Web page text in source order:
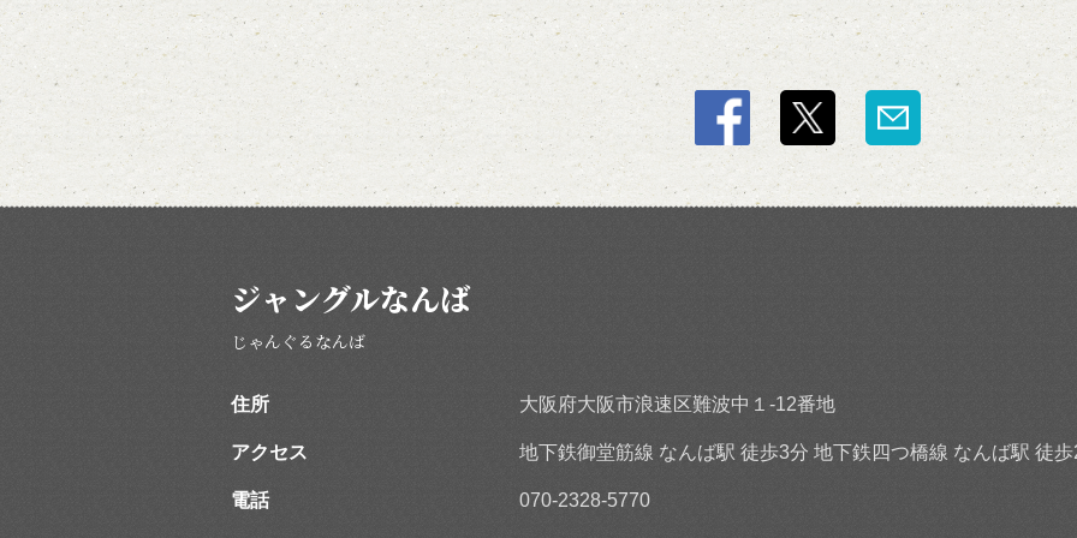
ジャングルなんば
じゃんぐるなんば
住所 大阪府大阪市浪速区難波中１-12番地
アクセス 地下鉄御堂筋線 なんば駅 徒歩3分 地下鉄四つ橋線 なんば駅 徒
電話 070-2328-5770